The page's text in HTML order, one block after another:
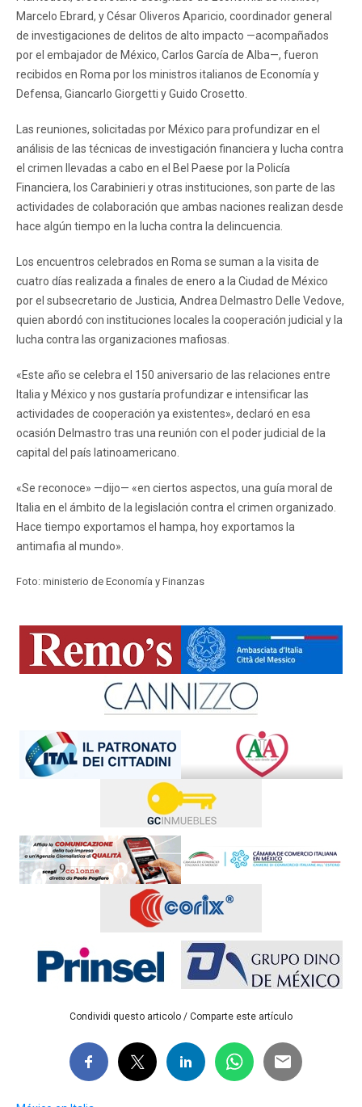
Marcelo Ebrard, y César Oliveros Aparicio, coordinador general
de investigaciones de delitos de alto impacto —acompañados
por el embajador de México, Carlos García de Alba—, fueron
recibidos en Roma por los ministros italianos de Economía y
Defensa, Giancarlo Giorgetti y Guido Crosetto.
Las reuniones, solicitadas por México para profundizar en el
análisis de las técnicas de investigación financiera y lucha contra
el crimen llevadas a cabo en el Bel Paese por la Policía
Financiera, los Carabinieri y otras instituciones, son parte de las
actividades de colaboración que ambas naciones realizan desde
hace algún tiempo en la lucha contra la delincuencia.
Los encuentros celebrados en Roma se suman a la visita de
cuatro días realizada a finales de enero a la Ciudad de México
por el subsecretario de Justicia, Andrea Delmastro Delle Vedove,
quien abordó con instituciones locales la cooperación judicial y la
lucha contra las organizaciones mafiosas.
«Este año se celebra el 150 aniversario de las relaciones entre
Italia y México y nos gustaría profundizar e intensificar las
actividades de cooperación ya existentes», declaró en esa
ocasión Delmastro tras una reunión con el poder judicial de la
capital del país latinoamericano.
«Se reconoce» —dijo— «en ciertos aspectos, una guía moral de
Italia en el ámbito de la legislación contra el crimen organizado.
Hace tiempo exportamos el hampa, hoy exportamos la
antimafia al mundo».
Foto: ministerio de Economía y Finanzas
Condividi questo articolo / Comparte este artículo